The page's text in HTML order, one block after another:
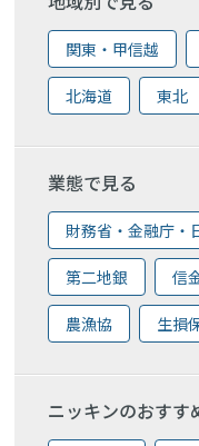
関東・甲信越
北海道 東北
業態で見る
財務省・金融庁・
第二地銀 信
農漁協 生損
ニッキンのおすす